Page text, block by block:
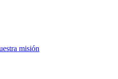
misión